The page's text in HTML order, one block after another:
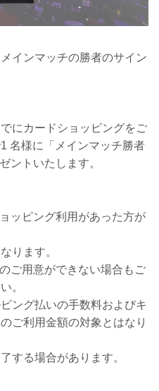
インマッチの勝者のサイン
にカードショッピングをご
名様に「メインマッチ勝者
ントいたします。
ッピング利用があった方が
ります。
ご用意ができない場合もご
。
ング払いの手数料およびキ
ご利用金額の対象とはなり
する場合があります。